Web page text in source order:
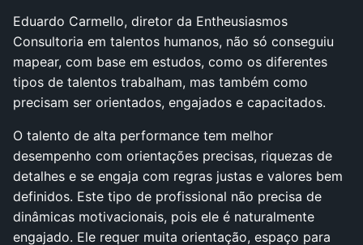
Eduardo Carmello, diretor da Entheusiasmos
Consultoria em talentos humanos, não só conseguiu
mapear, com base em estudos, como os diferentes
tipos de talentos trabalham, mas também como
precisam ser orientados, engajados e capacitados.
O talento de alta performance tem melhor
desempenho com orientações precisas, riquezas de
detalhes e se engaja com regras justas e valores bem
definidos. Este tipo de profissional não precisa de
dinâmicas motivacionais, pois ele é naturalmente
engajado. Ele requer muita orientação, espaço para